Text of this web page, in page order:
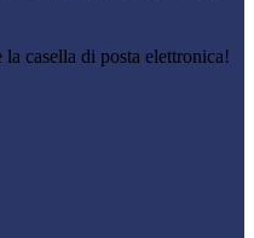
casella di posta elettronica!